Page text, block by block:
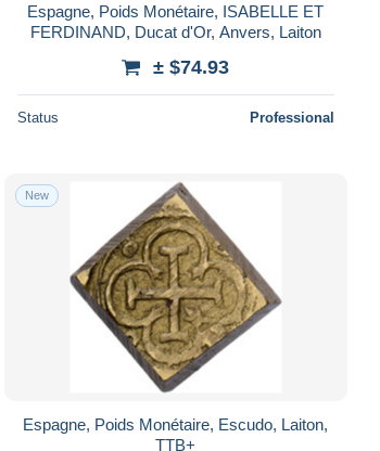
Espagne, Poids Monétaire, ISABELLE ET
FERDINAND, Ducat d'Or, Anvers, Laiton
± $74.93
Status Professional
New
Espagne, Poids Monétaire, Escudo, Laiton,
TTB+